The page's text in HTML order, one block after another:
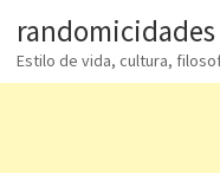
randomicidades
Estilo de vida, cultura,